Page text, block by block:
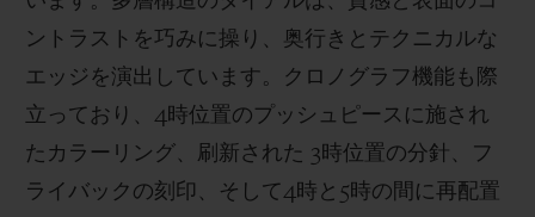
ントラストを巧みに操り、奥行きとテクニカルな
エッジを演出しています。クロノグラフ機能も際
立っており、4時位置のプッシュピースに施され
たカラーリング、刷新された 3時位置の分針、フ
ライバックの刻印、そして4時と5時の間に再配置